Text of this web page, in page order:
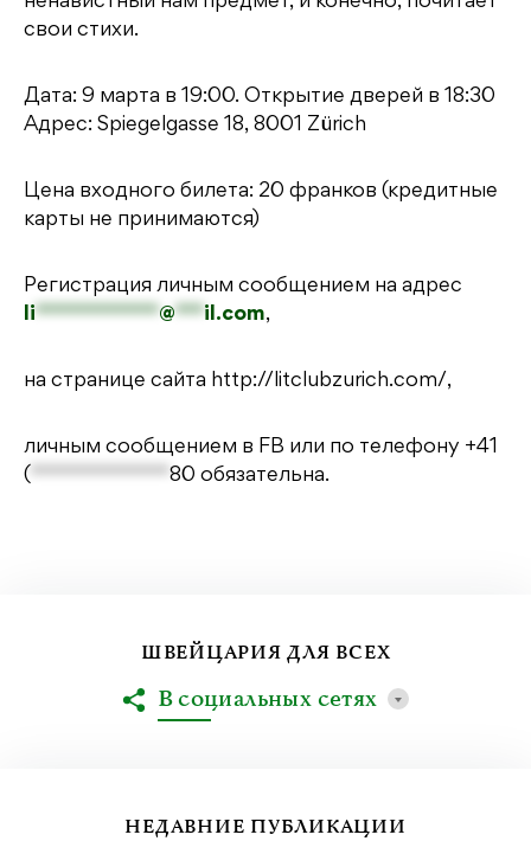
свои стихи.
Дата: 9 марта в 19:00. Открытие дверей в 18:30
Адрес: Spiegelgasse 18, 8001 Zürich
Цена входного билета: 20 франков (кредитные
карты не принимаются)
Регистрация личным сообщением на адрес
li*************@***il.com,
на странице сайта http://litclubzurich.com/,
личным сообщением в FB или по телефону +41
(*************80 обязательна.
НЕДАВНИЕ ПУБЛИКАЦИИ
ШВЕЙЦАРИЯ ДЛЯ ВСЕХ
В социальных сетях